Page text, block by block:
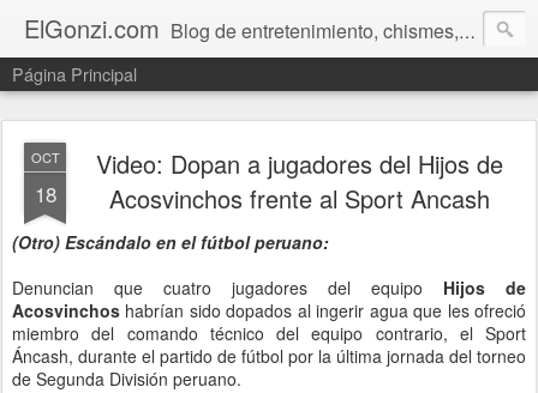
ElGonzi.com Blog de entretenimiento, chismes, humor, farándula, curiosidades, ovnis, noticias calientes, fotos, videos, paranormal y ¡más!
Página Principal
OCT
18
Video: Dopan a jugadores del Hijos de
Acosvinchos frente al Sport Ancash
(Otro) Escándalo en el fútbol peruano:
Denuncian que cuatro jugadores del equipo Hijos de
Acosvinchos habrían sido dopados al ingerir agua que les ofreció
miembro del comando técnico del equipo contrario, el Sport
Áncash, durante el partido de fútbol por la última jornada del torneo
de Segunda División peruano.